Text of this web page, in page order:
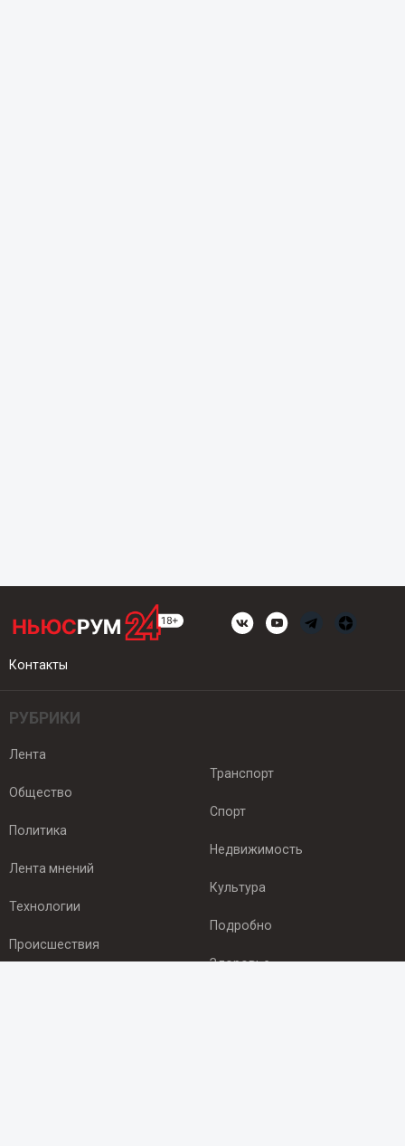
Контакты
РУБРИКИ
Лента
Общество
Политика
Лента мнений
Технологии
Происшествия
Транспорт
Спорт
Недвижимость
Культура
Подробно
Здоровье